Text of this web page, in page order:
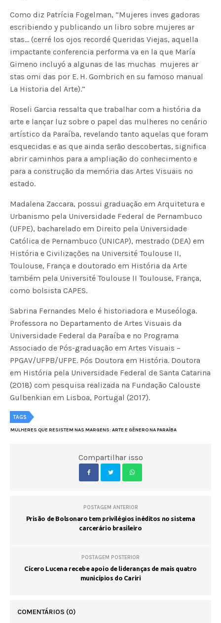
Como diz Patrícia Fogelman, “Mujeres inves gadoras
escribiendo y publicando un libro sobre mujeres ar
stas… (cerré los ojos recordé Queridas Viejas, aquella
impactante conferencia performa va en la que María
Gimeno incluyó a algunas de las muchas mujeres ar
stas omi das por E. H. Gombrich en su famoso manual
La Historia del Arte).”
Roseli Garcia ressalta que trabalhar com a história da
arte e lançar luz sobre o papel das mulheres no cenário
artístico da Paraíba, revelando tanto aquelas que foram
esquecidas e as que ainda serão descobertas, significa
abrir caminhos para a ampliação do conhecimento e
para a construção da memória das Artes Visuais no
estado.
Madalena Zaccara, possui graduação em Arquitetura e
Urbanismo pela Universidade Federal de Pernambuco
(UFPE), bacharelado em Direito pela Universidade
Católica de Pernambuco (UNICAP), mestrado (DEA) em
História e Civilizações na Université Toulouse II,
Toulouse, França e doutorado em História da Arte
também pela Université Toulouse II Toulouse, França,
como bolsista CAPES.
Sabrina Fernandes Melo é historiadora e Museóloga.
Professora no Departamento de Artes Visuais da
Universidade Federal da Paraíba e no Programa
Associado de Pós-graduação em Artes Visuais –
PPGAV/UFPB/UFPE. Pós Doutora em História. Doutora
em História pela Universidade Federal de Santa Catarina
(2018) com pesquisa realizada na Fundação Calouste
Gulbenkian em Lisboa, Portugal (2017).
TAGS
MULHERES QUE RESISTEM NAS MARGENS: ARTE E GÊNERO NA PARAÍBA
Compartilhar isso
POSTAGEM ANTERIOR
Prisão de Bolsonaro tem privilégios inéditos no sistema
carcerário brasileiro
POSTAGEM POSTERIOR
Cícero Lucena recebe apoio de lideranças de mais quatro
municípios do Cariri
COMENTÁRIOS (0)